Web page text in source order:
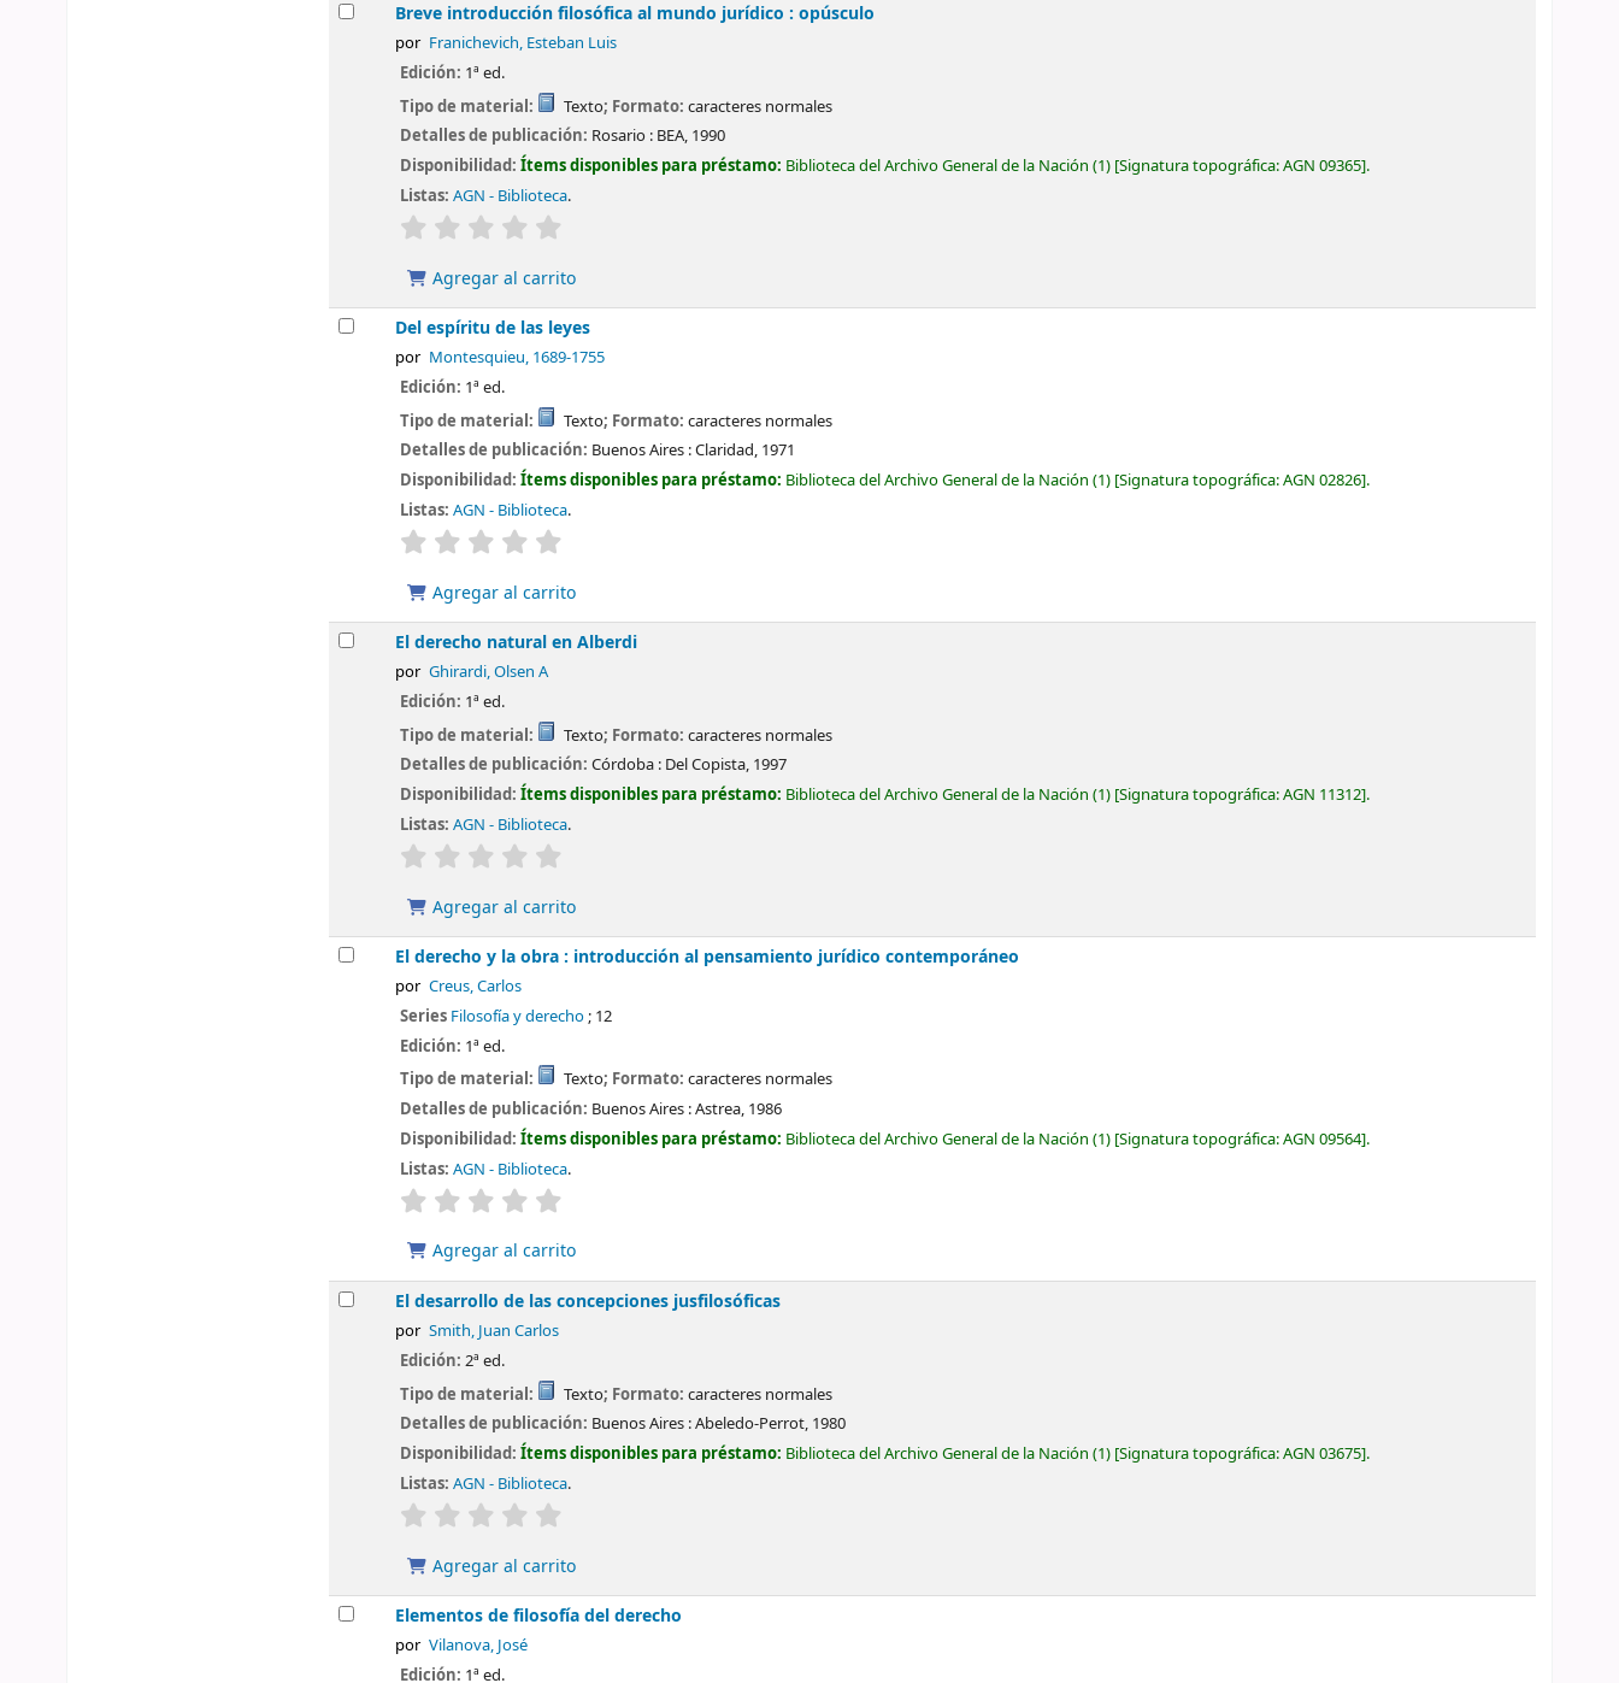
Breve introducción filosófica al mundo jurídico : opúsculo
por Franichevich, Esteban Luis
Edición: 1ª ed.
Tipo de material:
Texto; Formato: caracteres normales
Detalles de publicación: Rosario : BEA, 1990
Disponibilidad:Ítems disponibles para préstamo: Biblioteca del Archivo General de la Nación (1) Signatura topográfica:AGN 09365 .
Listas: AGN - Biblioteca.
valoración
Agregar al carrito
Del espíritu de las leyes
por Montesquieu, 1689-1755
Edición: 1ª ed.
Tipo de material:
Texto; Formato: caracteres normales
Detalles de publicación: Buenos Aires :Claridad, 1971
Disponibilidad:Ítems disponibles para préstamo: Biblioteca del Archivo General de la Nación (1) Signatura topográfica:AGN 02826 .
Listas: AGN - Biblioteca.
valoración
Agregar al carrito
El derecho natural en Alberdi
por Ghirardi, Olsen A
Edición: 1ª ed.
Tipo de material:
Texto; Formato: caracteres normales
Detalles de publicación:Córdoba : Del Copista, 1997
Disponibilidad:Ítems disponibles para préstamo: Biblioteca del Archivo General de la Nación (1) Signatura topográfica:AGN 11312 .
Listas: AGN - Biblioteca.
valoración
Agregar al carrito
El derecho y la obra : introducción al pensamiento jurídico contemporáneo
por Creus, Carlos
Series Filosofía y derecho; 12
Edición: 1ª ed.
Tipo de material:
Texto; Formato: caracteres normales
Detalles de publicación: Buenos Aires :Astrea, 1986
Disponibilidad:Ítems disponibles para préstamo: Biblioteca del Archivo General de la Nación (1) Signatura topográfica:AGN 09564 .
Listas: AGN - Biblioteca.
valoración
Agregar al carrito
El desarrollo de las concepciones jusfilosóficas
por Smith, Juan Carlos
Edición:2ª ed.
Tipo de material:
Texto; Formato: caracteres normales
Detalles de publicación: Buenos Aires :Abeledo-Perrot, 1980
Disponibilidad:Ítems disponibles para préstamo: Biblioteca del Archivo General de la Nación (1) Signatura topográfica:AGN 03675 .
Listas: AGN - Biblioteca.
valoración
Agregar al carrito
Elementos de filosofía del derecho
por Vilanova, José
Edición: 1ª ed.